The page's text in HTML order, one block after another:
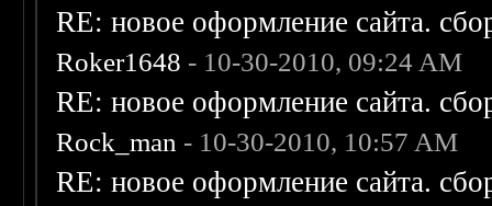
RE: новое оформление сайта.
Roker1648 - 10-30-2010, 09:24 AM
RE: новое оформление сайта.
Rock_man - 10-30-2010, 10:57 AM
RE: новое оформление сайта.